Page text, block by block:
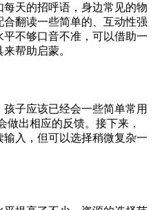
天的招呼语，身边常见的物
翻读一些简单的、互动性强
不够口音不准，可以借助一
帮助启蒙。
子应该已经会一些简单常用
做出相应的反馈。接下来，
入，但可以选择稍微复杂一